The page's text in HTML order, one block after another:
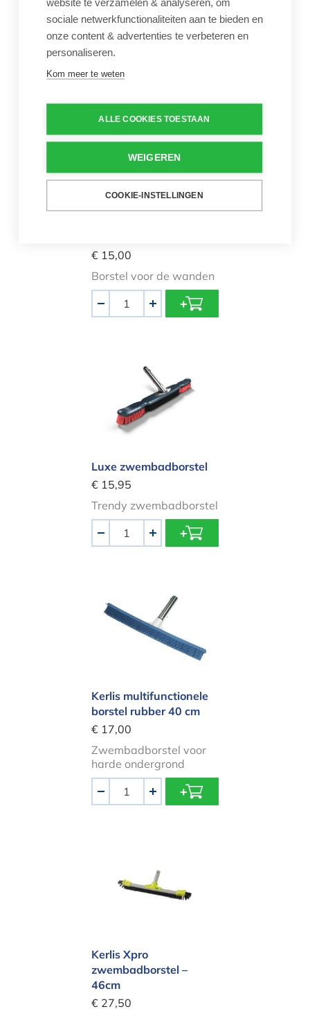
Vervangsok Aqua
Fingers flexibele borstel
Aantal
Best verkocht
€ 15,00
Borstel voor de wanden
+
Luxe zwembadborstel
€ 15,95
Trendy zwembadborstel
+
Kerlis multifunctionele
borstel rubber 40 cm
€ 17,00
Zwembadborstel voor
harde ondergrond
+
Kerlis Xpro
zwembadborstel –
46cm
€ 27,50
sociale netwerkfunctionaliteiten aan te bieden en
onze content & advertenties te verbeteren en
personaliseren.
Kom meer te weten
ALLE COOKIES TOESTAAN
WEIGEREN
COOKIE-INSTELLINGEN